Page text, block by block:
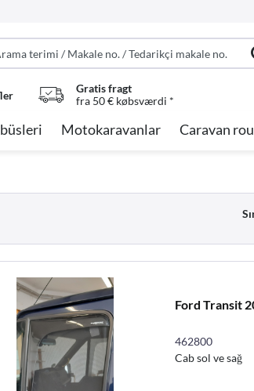
Gratis fragt
fra 50 € købsværdi *
Motokaravanlar Caravan
Ford Transit
462800
Cab sol ve sağ